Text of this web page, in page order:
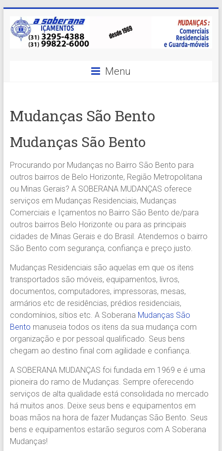
content
A
MELHOR
em
Içamentos
em
BH
e
Região.
Segurança,
Agilidade
Confiança.
31.2510-
Içamento
é
com
A
Soberana
Içamentos.
Menu
Mudanças São Bento
Mudanças São Bento
Procurando por Mudanças no Bairro São Bento para
outros bairros de Belo Horizonte, Região Metropolitana
ou Minas Gerais? A SOBERANA MUDANÇAS oferece
serviços em Mudanças Residenciais, Mudanças
Comerciais e Içamentos no Bairro São Bento de/para
outros bairros Belo Horizonte ou para as principais
cidades de Minas Gerais e do Brasil. Atendemos o bairro
São Bento com segurança, confiança e preço justo.
Mudanças Residenciais são aquelas em que os itens
transportados são móveis, equipamentos, livros,
documentos, computadores, impressoras, mesas,
armários etc de residências, prédios residenciais,
condomínios, sítios etc. A Soberana Mudanças São
Bento manuseia todos os itens da sua mudança com
organização e por pessoal qualificado. Seus bens
chegam ao destino final com agilidade e confiança.
A SOBERANA MUDANÇAS foi fundada em 1969 e é uma
pioneira do ramo de Mudanças. Sempre oferecendo
serviços de alta qualidade está consolidada no mercado
há muitos anos. Deixe seus bens e equipamentos em
boas mãos na hora de fazer Mudanças São Bento. Seus
bens e equipamentos estarão seguros com A Soberana
Mudanças!